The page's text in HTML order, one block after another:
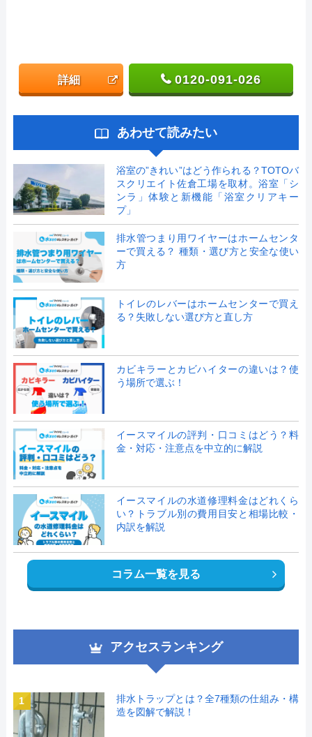
詳細 0120-091-026
あわせて読みたい
浴室の”きれい”はどう作られる？TOTOバ
スクリエイト佐倉工場を取材。浴室「シ
ンラ」体験と新機能「浴室クリアキー
プ」
排水管つまり用ワイヤーはホームセンタ
ーで買える？ 種類・選び方と安全な使い
方
トイレのレバーはホームセンターで買え
る？失敗しない選び方と直し方
カビキラーとカビハイターの違いは？使
う場所で選ぶ！
イースマイルの評判・口コミはどう？料
金・対応・注意点を中立的に解説
イースマイルの水道修理料金はどれくら
い？トラブル別の費用目安と相場比較・
内訳を解説
コラム一覧を見る
アクセスランキング
1
排水トラップとは？全7種類の仕組み・構
造を図解で解説！